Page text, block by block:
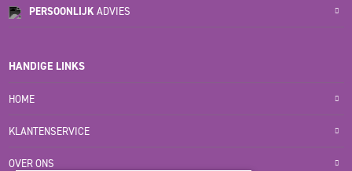
PERSOONLIJKADVIES
HANDIGE LINKS
HOME
KLANTENSERVICE
OVER ONS